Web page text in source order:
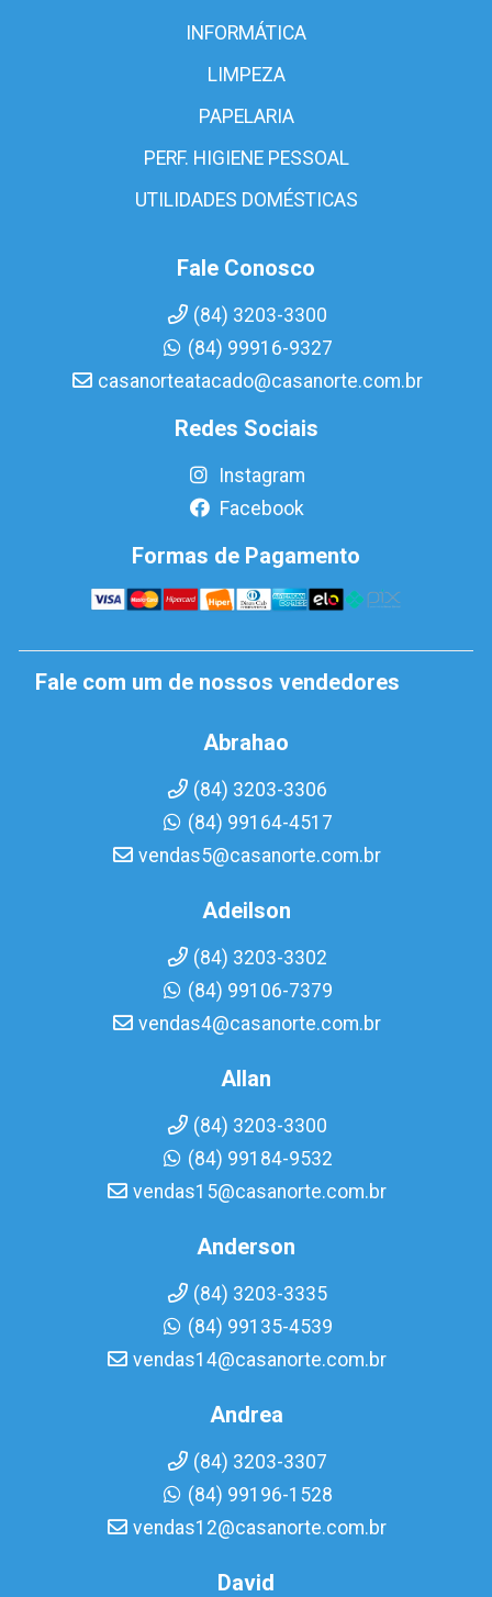
INFORMÁTICA
LIMPEZA
PAPELARIA
PERF. HIGIENE PESSOAL
UTILIDADES DOMÉSTICAS
Fale Conosco
(84) 3203-3300
(84) 99916-9327
casanorteatacado@casanorte.com.br
Redes Sociais
Instagram
Facebook
Formas de Pagamento
Fale com um de nossos vendedores
Abrahao
(84) 3203-3306
(84) 99164-4517
vendas5@casanorte.com.br
Adeilson
(84) 3203-3302
(84) 99106-7379
vendas4@casanorte.com.br
Allan
(84) 3203-3300
(84) 99184-9532
vendas15@casanorte.com.br
Anderson
(84) 3203-3335
(84) 99135-4539
vendas14@casanorte.com.br
Andrea
(84) 3203-3307
(84) 99196-1528
vendas12@casanorte.com.br
David